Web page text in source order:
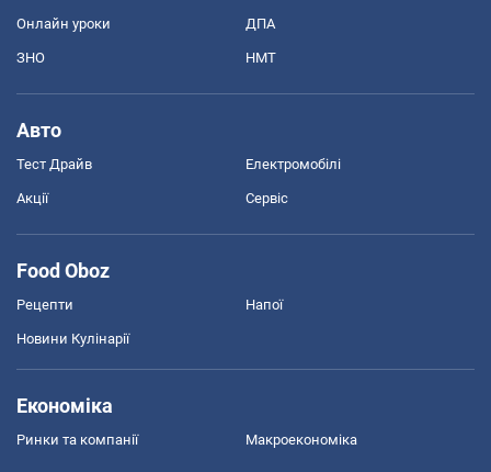
Онлайн уроки ДПА
ЗНО НМТ
Авто
Тест Драйв Електромобілі
Акції Сервіс
Food Oboz
Рецепти Напої
Новини Кулінарії
Економіка
Ринки та компанії Макроекономіка